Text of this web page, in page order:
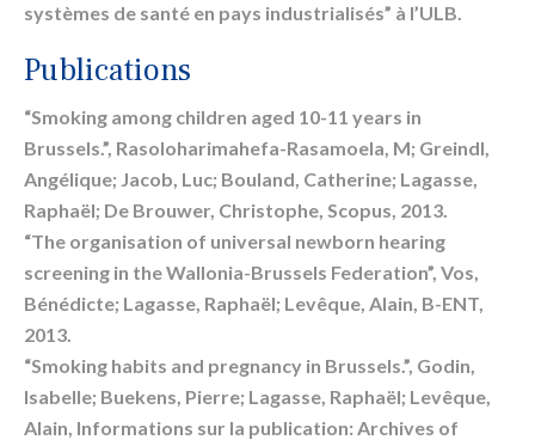
systèmes de santé en pays industrialisés” à l’ULB.
Publications
“Smoking among children aged 10-11 years in
Brussels.”, Rasoloharimahefa-Rasamoela, M; Greindl,
Angélique; Jacob, Luc; Bouland, Catherine; Lagasse,
Raphaël; De Brouwer, Christophe, Scopus, 2013.
“The organisation of universal newborn hearing
screening in the Wallonia-Brussels Federation”, Vos,
Bénédicte; Lagasse, Raphaël; Levêque, Alain, B-ENT,
2013.
“Smoking habits and pregnancy in Brussels.”, Godin,
Isabelle; Buekens, Pierre; Lagasse, Raphaël; Levêque,
Alain, Informations sur la publication: Archives of